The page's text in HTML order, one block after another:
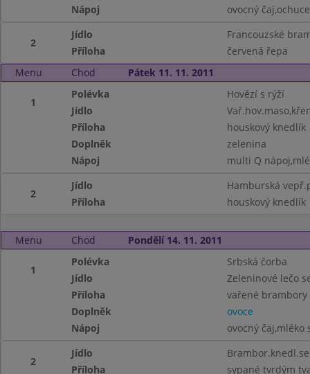
Nápoj
ovocný
2
Jídlo
Francouzské
Příloha
červená řepa
Menu
Chod Pátek 11. 11. 2011
1
Polévka
Hovězí s rýží
Jídlo
Příloha
houskový knedlík
Doplněk
zelenina
Nápoj
multi Q
2
Jídlo
Hamburská
Příloha
houskový knedlík
Menu Chod Pondělí 14. 11. 2011
1
Polévka
Srbská čorba
Jídlo
Zeleninové lečo
Příloha
vařené brambory
Doplněk
ovoce
Nápoj
ovocný
2
Jídlo
Příloha
sypané tvrdým